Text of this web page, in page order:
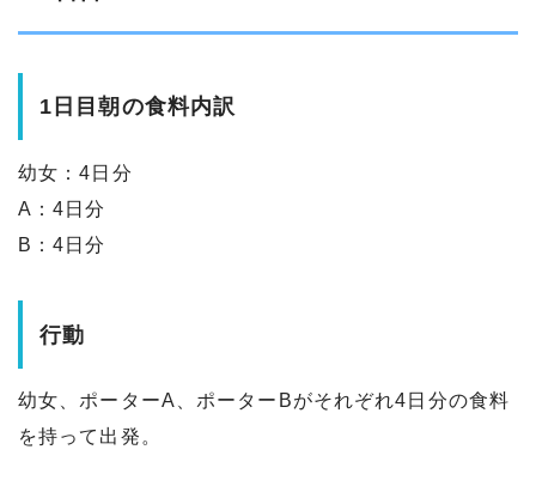
1日目朝の食料内訳
幼女：4日分
A：4日分
B：4日分
行動
幼女、ポーターA、ポーターBがそれぞれ4日分の食料
を持って出発。